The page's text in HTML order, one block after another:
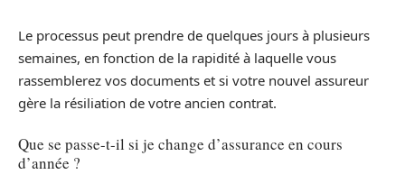
Le processus peut prendre de quelques jours à plusieurs
semaines, en fonction de la rapidité à laquelle vous
rassemblerez vos documents et si votre nouvel assureur
gère la résiliation de votre ancien contrat.
Que se passe-t-il si je change d’assurance en cours
d’année ?